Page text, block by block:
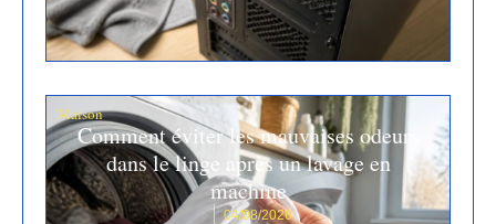
Maison
Comment éviter les mauvaises odeurs
dans le linge après un lavage en
machine
04/08/2026